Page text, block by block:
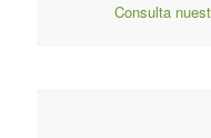
Consulta